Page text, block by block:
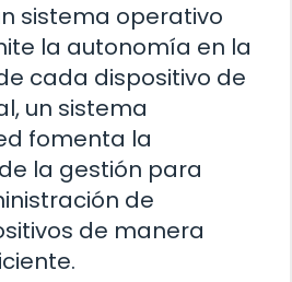
sistema operativo
la autonomía en la
cada dispositivo de
un sistema
fomenta la
la gestión para
de
de manera